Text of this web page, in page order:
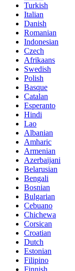
Turkish
Italian
Danish
Romanian
Indonesian
Czech
Afrikaans
Swedish
Polish
Basque
Catalan
Esperanto
Hindi
Lao
Albanian
Amharic
Armenian
Azerbaijani
Belarusian
Bengali
Bosnian
Bulgarian
Cebuano
Chichewa
Corsican
Croatian
Dutch
Estonian
Filipino
Finnish